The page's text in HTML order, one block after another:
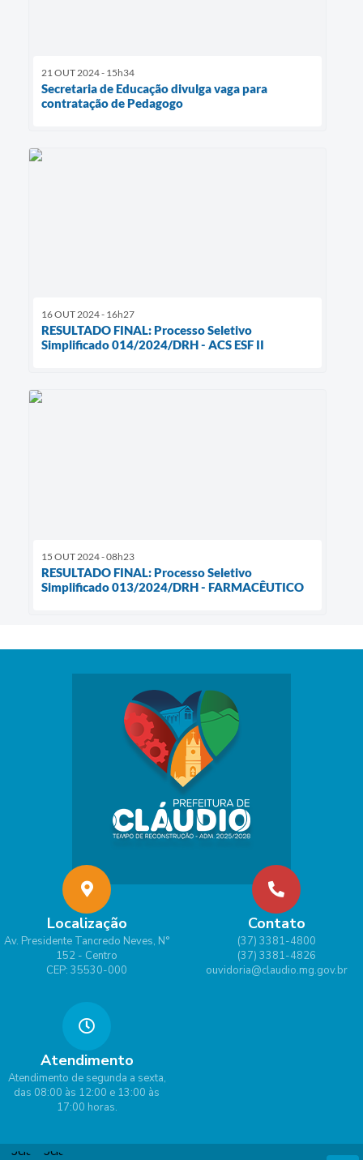
21 OUT 2024 - 15h34
Secretaria de Educação divulga vaga para
contratação de Pedagogo
16 OUT 2024 - 16h27
RESULTADO FINAL: Processo Seletivo
Simplificado 014/2024/DRH - ACS ESF II
15 OUT 2024 - 08h23
RESULTADO FINAL: Processo Seletivo
Simplificado 013/2024/DRH - FARMACÊUTICO
Localização
Av. Presidente Tancredo Neves, N°
152 - Centro
CEP: 35530-000
Contato
(37) 3381-4800
(37) 3381-4826
ouvidoria@claudio.mg.gov.br
Atendimento
Atendimento de segunda a sexta,
das 08:00 às 12:00 e 13:00 às
17:00 horas.